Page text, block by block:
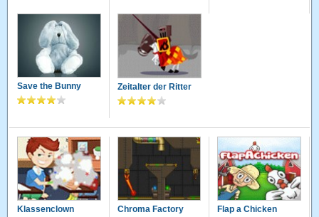
Save the Bunny Zeitalter der Ritter
Klassenclown Chroma Factory Flap a Chicken